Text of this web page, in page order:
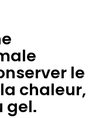
le
chaleur,
gel.